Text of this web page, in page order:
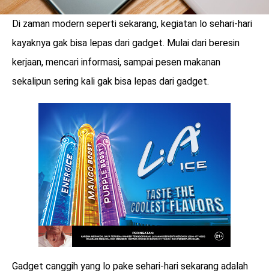
benefit
menarik
Di zaman modern seperti sekarang, kegiatan lo sehari-hari
kayaknya gak bisa lepas dari gadget. Mulai dari beresin
kerjaan, mencari informasi, sampai pesen makanan
sekalipun sering kali gak bisa lepas dari gadget.
Gadget canggih yang lo pake sehari-hari sekarang adalah